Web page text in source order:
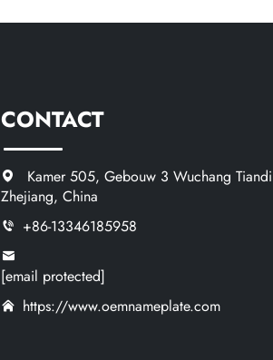
CONTACT
Kamer 505, Gebouw 3 Wuchang
Zhejiang, China
+86-13346185958
[email protected]
https://www.oemnameplate.com